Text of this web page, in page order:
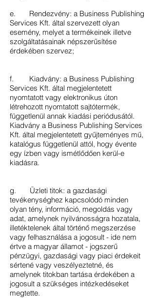
e. Rendezvény: a Business Publishing
Services Kft. által szervezett olyan
esemény, melyet a termékeinek illetve
szolgáltatásainak népszerűsítése
érdekében szervez;
f. Kiadvány: a Business Publishing
Services Kft. által megjelentetett
nyomtatott vagy elektronikus úton
létrehozott nyomtatott sajtótermék,
függetlenül annak kiadási periódusától.
Kiadvány a Business Publishing Services
Kft. által megjelentetett gyűjteményes mű,
katalógus függetlenül attól, hogy évente
egy ízben vagy ismétlődően kerül-e
kiadásra.
g. Üzleti titok: a gazdasági
tevékenységhez kapcsolódó minden
olyan tény, információ, megoldás vagy
adat, amelynek nyilvánosságra hozatala,
illetéktelenek által történő megszerzése
vagy felhasználása a jogosult - ide nem
értve a magyar államot - jogszerű
pénzügyi, gazdasági vagy piaci érdekeit
sértené vagy veszélyeztetné, és
amelynek titokban tartása érdekében a
jogosult a szükséges intézkedéseket
megtette.